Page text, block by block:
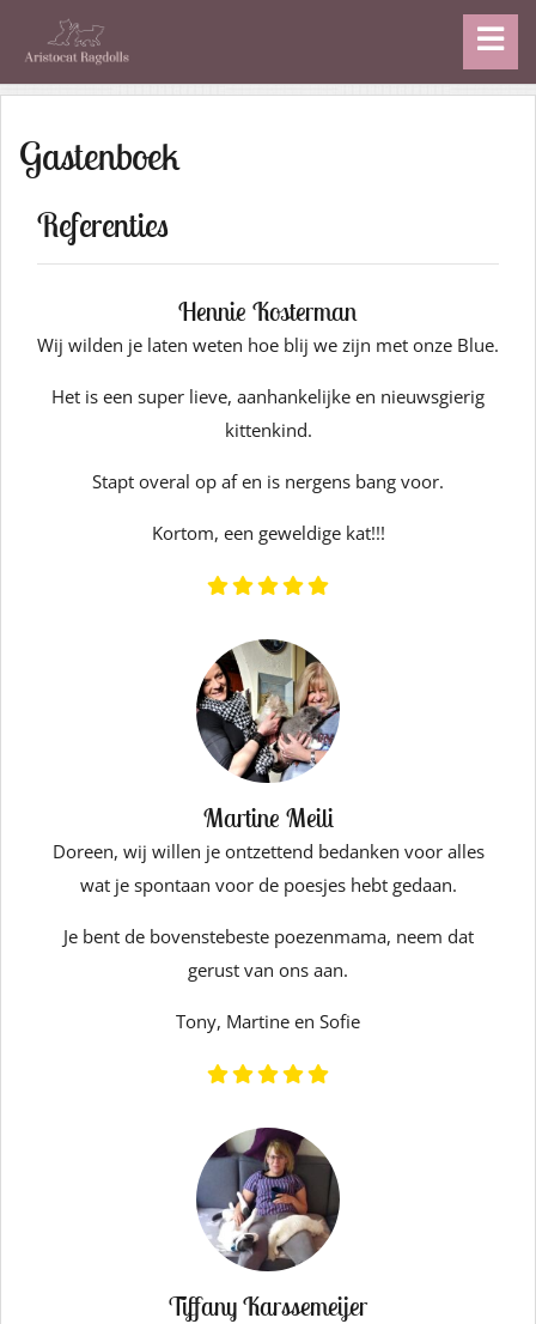
Gastenboek
Referenties
Hennie Kosterman
Wij wilden je laten weten hoe blij we zijn met onze Blue.
Het is een super lieve, aanhankelijke en nieuwsgierig
kittenkind.
Stapt overal op af en is nergens bang voor.
Kortom, een geweldige kat!!!
Martine Meili
Doreen, wij willen je ontzettend bedanken voor alles
wat je spontaan voor de poesjes hebt gedaan.
Je bent de bovenstebeste poezenmama, neem dat
gerust van ons aan.
Tony, Martine en Sofie
Tiffany Karssemeijer